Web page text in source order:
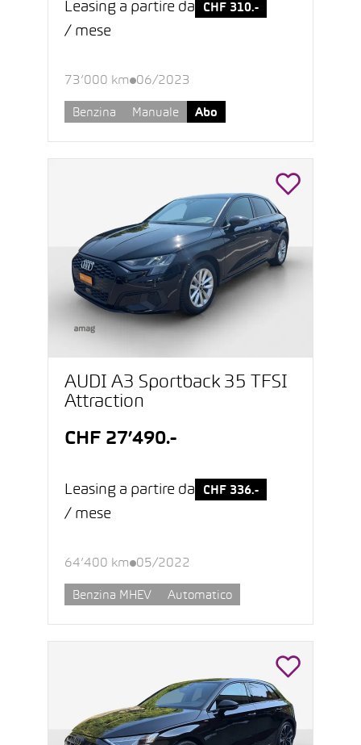
Leasing a partire da CHF 310.-
/ mese
73’000 km 06/2023
Benzina Manuale Abo
AUDI A3 Sportback 35 TFSI
Attraction
CHF 27’490.-
Leasing a partire da CHF 336.-
/ mese
64’400 km 05/2022
Benzina MHEV Automatico